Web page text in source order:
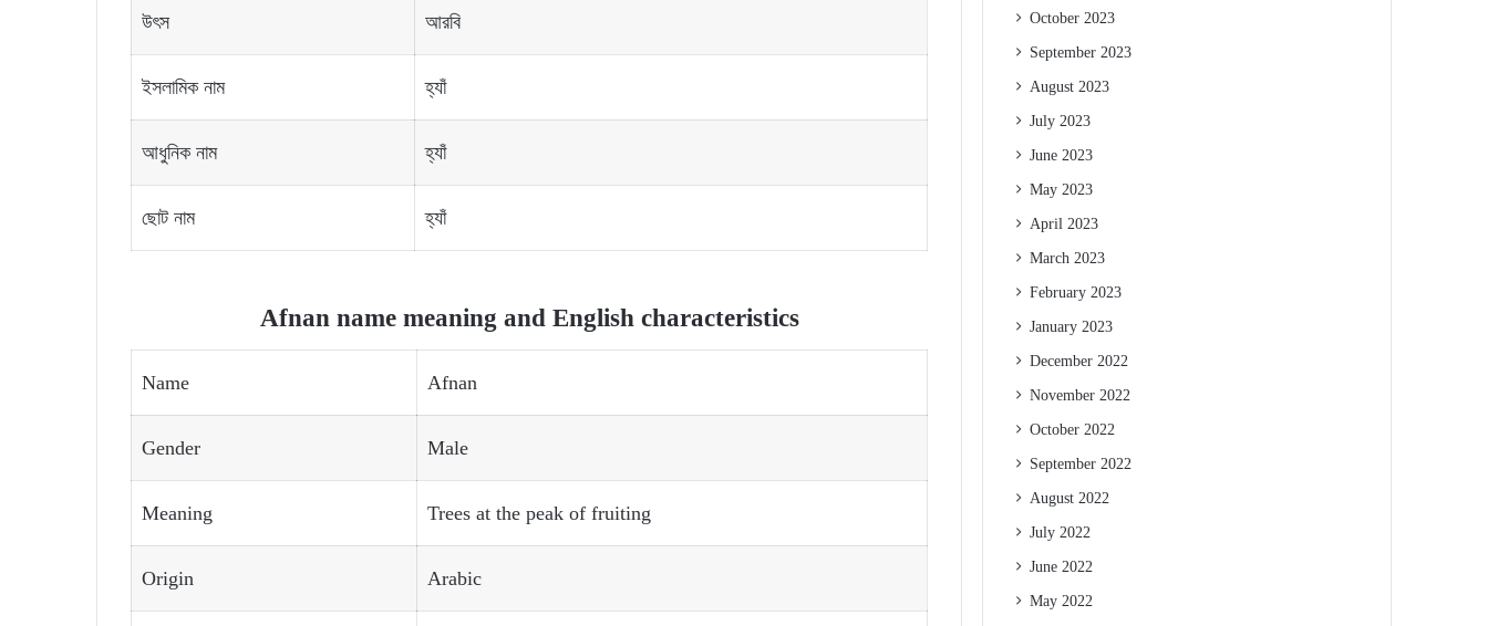
উৎস আরবি
ইসলামিক নাম হ্যাঁ
আধুনিক নাম হ্যাঁ
ছোট নাম হ্যাঁ
Afnan name meaning and English characteristics
Name Afnan
Gender Male
Meaning Trees at the peak of fruiting
Origin Arabic
October 2023
September 2023
August 2023
July 2023
June 2023
May 2023
April 2023
March 2023
February 2023
January 2023
December 2022
November 2022
October 2022
September 2022
August 2022
July 2022
June 2022
May 2022